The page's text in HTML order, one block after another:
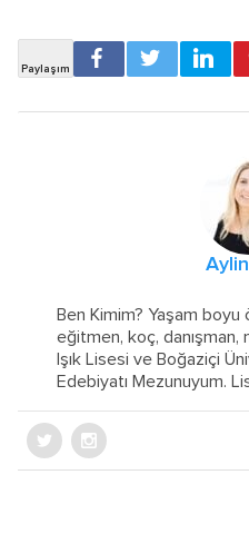
Ben Kimim? Yaşam
eğitmen, koç, danışman,
Işık Lisesi ve Boğaziçi
Edebiyatı Mezunuyum.